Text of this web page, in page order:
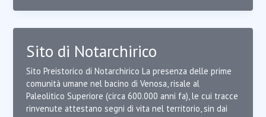
Sito di Notarchirico
Sito Preistorico di Notarchirico La presenza delle prime
comunità umane nel bacino di Venosa, risale al
Paleolitico Superiore (circa 600.000 anni fa), le cui tracce
rinvenute attestano segni di vita nel territorio, sin dai